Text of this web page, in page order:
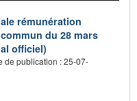
rémunération
du 28 mars
officiel)
de publication : 25-07-